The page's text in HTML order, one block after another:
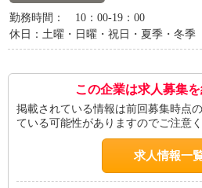
勤務時間： 10：00-19：00
休日：土曜・日曜・祝日・夏季・冬季
この企業は求人募集
掲載されている情報は前回募集時点
ている可能性がありますのでご注意く
求人情報一